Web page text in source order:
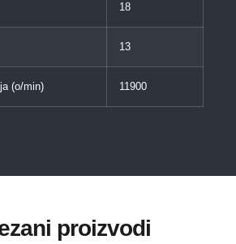
18
13
(o/min) 11900
proizvodi